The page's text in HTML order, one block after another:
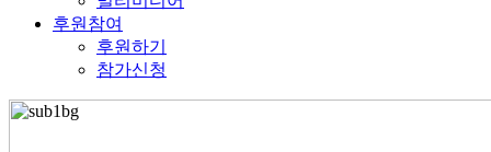
후원참여
후원하기
참가신청